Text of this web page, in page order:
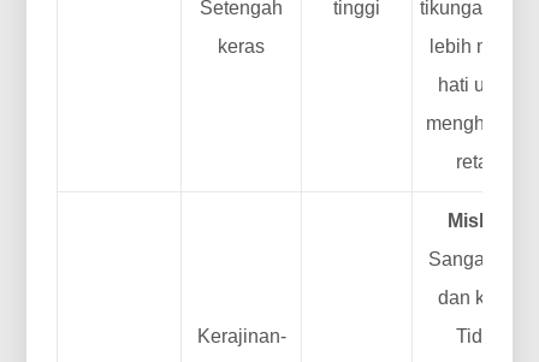
Setengah
keras
tinggi
tikungan yang
lebih murah
hati untuk
menghindari
retak.
Kerajinan-
Miskin.
Sangat kuat
dan kaku.
Tidak